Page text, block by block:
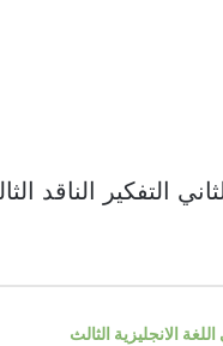
التفكير الناقد
اللغة الانجليزية الثالث